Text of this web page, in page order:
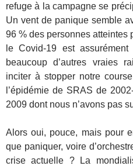
refuge à la campagne se
Un vent de panique semble
96 % des personnes
le Covid-19 est
beaucoup d’autres vraies
inciter à stopper notre
l’épidémie de SRAS de
2009 dont nous n’avons pas
Alors oui, pouce, mais pour
que paniquer, voire
crise actuelle ? La